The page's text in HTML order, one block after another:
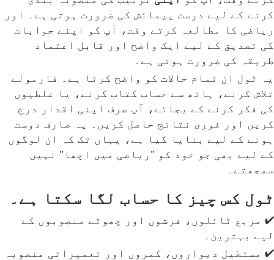
کرنے کے لیے درست پیمائش کی ضرورت ہوتی ہے۔ اور
ریاضی کا مطالعہ کرتے وقت، آپ کو اپنے جوابات
کی تصدیق کے لیے ایک واضح اور قابل اعتماد
طریقہ کی ضرورت ہوتی ہے۔
یہ ٹول ان تمام حالات کو واضح کرتا ہے۔ فارمولے
تلاش کرنے، ہاتھ سے حساب کتاب کرنے، یا غلطیوں
کی فکر کرنے کے بجائے، آپ صرف اپنی اقدار درج
کریں اور فوری نتائج حاصل کریں۔ یہ صارف دوست
ہونے کے لیے بنایا گیا ہے، یہاں تک کہ ان لوگوں
کے لیے بھی جو خود کو "ریاضی میں اچھا" نہیں
سمجھتے۔
ٹول کس چیز کا حساب لگا سکتا ہے۔
✔ مربع ٹائلوں، فرشوں اور چھوٹے منصوبوں کے
لیے بہترین۔
✔ مستطیل دیواروں، کمروں اور تعمیراتی منصوبہ